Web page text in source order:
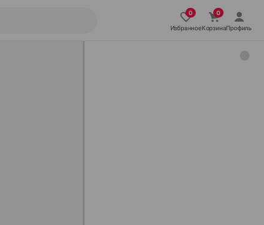
ИзбранноеКорзинаПрофиль